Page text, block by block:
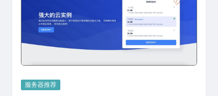
Posted
服务器推荐